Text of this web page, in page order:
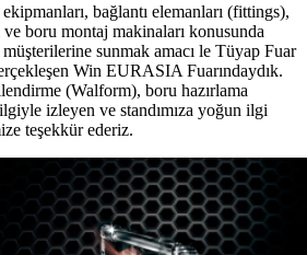
bağlantı elemanları (fittings),
boru montaj makinaları konusunda
sunmak amacı le Tüyap Fuar
Win EURASIA Fuarındaydık.
(Walform), boru hazırlama
izleyen ve standımıza yoğun ilgi
teşekkür ederiz.